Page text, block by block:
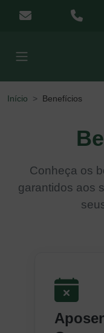
Menu de
(38)
Início Benefícios
Conheça os
garantidos aos